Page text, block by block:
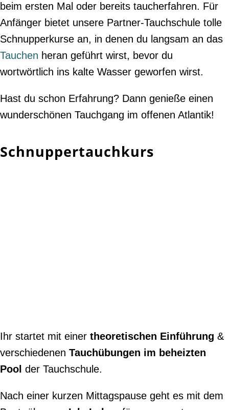
beim ersten Mal oder bereits taucherfahren. Für
Anfänger bietet unsere Partner-Tauchschule tolle
Schnupperkurse an, in denen du langsam an das
Tauchen heran geführt wirst, bevor du
wortwörtlich ins kalte Wasser geworfen wirst.
Hast du schon Erfahrung? Dann genieße einen
wunderschönen Tauchgang im offenen Atlantik!
Schnuppertauchkurs
Ihr startet mit einer theoretischen Einführung &
verschiedenen Tauchübungen im beheizten
Pool der Tauchschule.
Nach einer kurzen Mittagspause geht es mit dem